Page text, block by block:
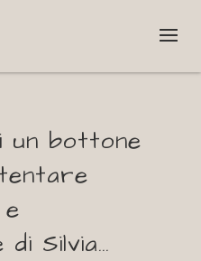
un bottone
Silvia…